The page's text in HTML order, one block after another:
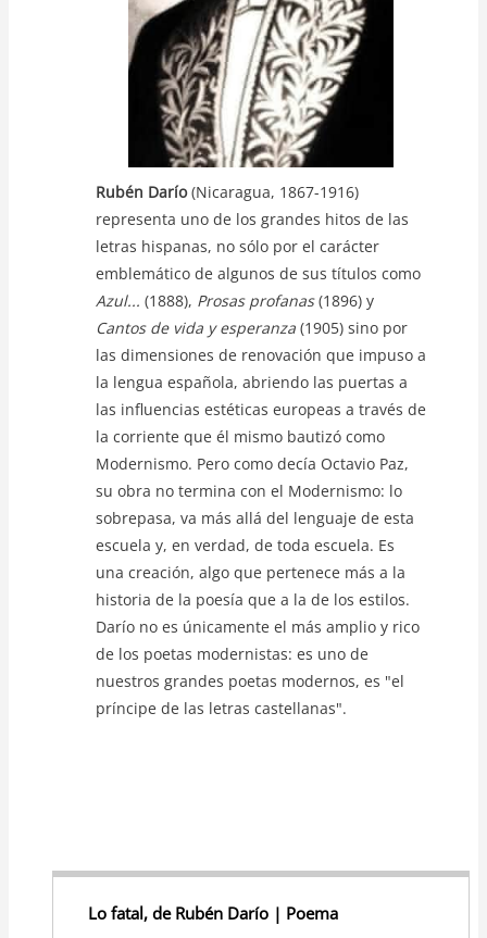
Rubén Darío(Nicaragua, 1867-1916)
representa uno de los grandes hitos de las
letras hispanas, no sólo por el carácter
emblemático de algunos de sus títulos como
Azul... (1888), Prosas profanas(1896) y
Cantos de vida y esperanza (1905) sino por
las dimensiones de renovación que impuso a
la lengua española, abriendo las puertas a
las influencias estéticas europeas a través de
la corriente que él mismo bautizó como
Modernismo. Pero como decía Octavio Paz,
su obra no termina con el Modernismo: lo
sobrepasa, va más allá del lenguaje de esta
escuela y, en verdad, de toda escuela. Es
una creación, algo que pertenece más a la
historia de la poesía que a la de los estilos.
Darío no es únicamente el más amplio y rico
de los poetas modernistas: es uno de
nuestros grandes poetas modernos, es "el
príncipe de las letras castellanas".
Lo fatal, de Rubén Darío | Poema